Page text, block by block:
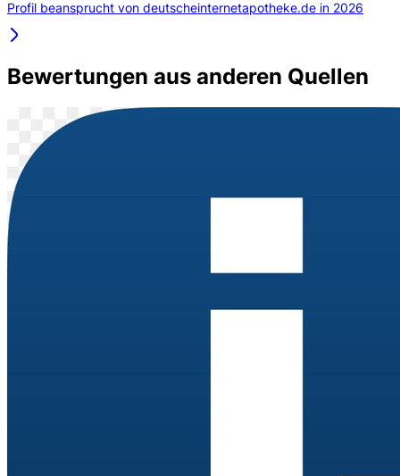
Profil beansprucht von deutscheinternetapotheke.de in 2026
Bewertungen aus anderen Quellen